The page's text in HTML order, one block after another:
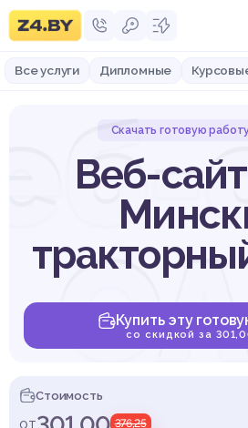
Все услуги Дипломные
Скачать готовую
Веб-
Купить эту
со скидкой за
Стоимость
от
376,25